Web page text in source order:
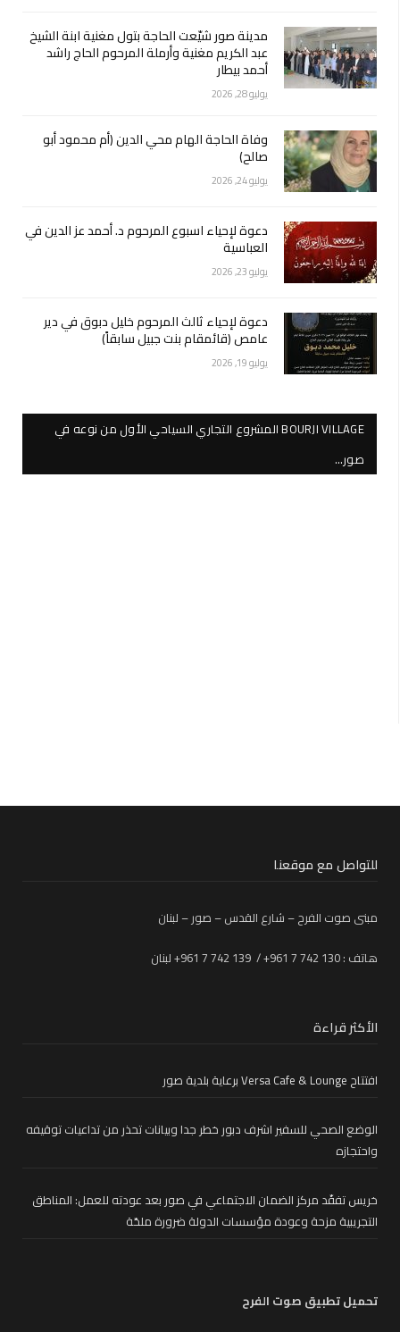
مدينة صور شيّعت الحاجة بتول مغنية ابنة الشيخ
عبد الكريم مغنية وأرملة المرحوم الحاج راشد
أحمد بيطار
يوليو 28, 2026
وفاة الحاجة الهام محي الدين (أم محمود أبو
صالح)
يوليو 24, 2026
دعوة لإحياء اسبوع المرحوم د. أحمد عز الدين في
العباسية
يوليو 23, 2026
دعوة لإحياء ثالث المرحوم خليل دبوق في دير
عامص (قائمقام بنت جبيل سابقاً)
يوليو 19, 2026
BOURJI VILLAGE المشروع التجاري السياحي الأول من نوعه في
صور…
للتواصل مع موقعنا
مبنى صوت الفرح – شارع القدس – صور – لبنان
هاتف : 130 742 7 961+ / 139 742 7 961+ لبنان
الأكثر قراءة
افتتاح Versa Cafe & Lounge برعاية بلدية صور
الوضع الصحي للسفير اشرف دبور خطر جدا وبيانات تحذر من تداعيات توقيفه
واحتجازه
خريس تفقّد مركز الضمان الاجتماعي في صور بعد عودته للعمل: المناطق
التجريبية مزحة وعودة مؤسسات الدولة ضرورة ملحّة
تحميل تطبيق صوت الفرح